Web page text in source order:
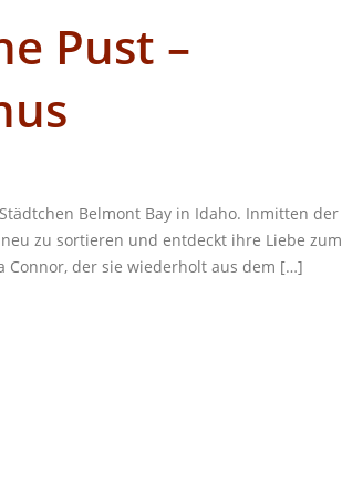
Pust –
Belmont Bay in Idaho. Inmitten der
zu sortieren und entdeckt ihre Liebe zum
Connor, der sie wiederholt aus dem […]